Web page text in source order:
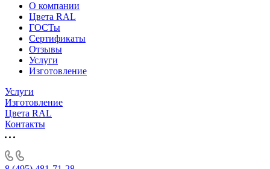
О компании
Цвета RAL
ГОСТы
Сертификаты
Отзывы
Услуги
Изготовление
Услуги
Изготовление
Цвета RAL
Контакты